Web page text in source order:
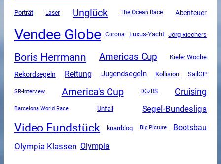
Porträt Laser Unglück The Ocean Race Abenteuer
Vendee Globe Corona Luxus-Yacht Jörg Riechers
Boris Herrmann Americas Cup Kieler Woche
Rekordsegeln Rettung Jugendsegeln Kollision SailGP
SR-Interview America's Cup DGzRS Cruising
Barcelona World Race Unfall Segel-Bundesliga
Video Fundstück knarrblog Big Picture Bootsbau
Olympia Klassen Olympia